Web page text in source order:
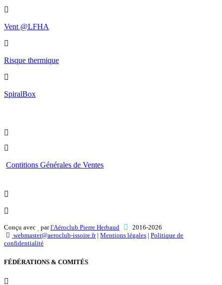
Vent @LFHA
Risque thermique
SpiralBox
Contitions Générales de Ventes
Conçu avec parl'Aéroclub Pierre Herbaud
2016-2026
webmaster@aeroclub-issoire.fr|Mentions légales |Politique de
confidentialité
FÉDÉRATIONS & COMITÉS